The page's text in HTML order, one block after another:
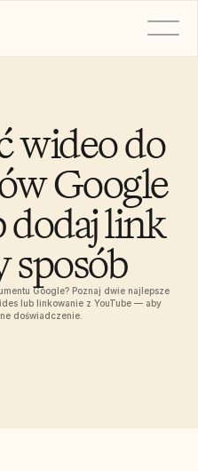
wideo do
Google
dodaj link
sposób
Google? Poznaj dwie najlepsze
lub linkowanie z YouTube — aby
doświadczenie.